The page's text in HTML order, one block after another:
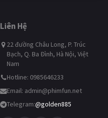
Liên Hệ
22 đường Châu Long, P. Trúc
Bạch, Q. Ba Đình, Hà Nội, Việt
Nam
Hotline: 0985646233
Email: admin@phimfun.net
Telegram:@golden885